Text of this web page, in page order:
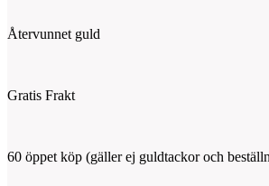
Återvunnet guld
Gratis Frakt
60 öppet köp (gäller ej guldtackor och